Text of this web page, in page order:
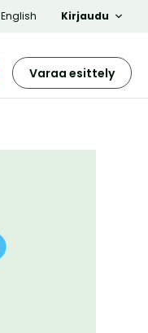
Kirjaudu
English
Varaa esittely